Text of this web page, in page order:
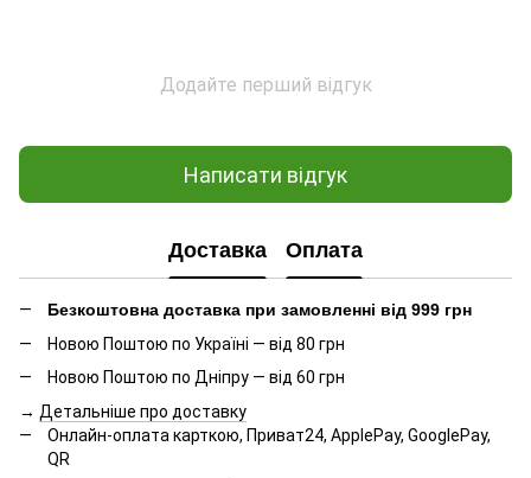
Додайте перший відгук
Написати відгук
Доставка Оплата
Безкоштовна доставка при замовленні від 999 грн
Новою Поштою по Україні — від 80 грн
Новою Поштою по Дніпру — від 60 грн
→ Детальніше про доставку
Онлайн-оплата карткою, Приват24, ApplePay, GooglePay,
QR